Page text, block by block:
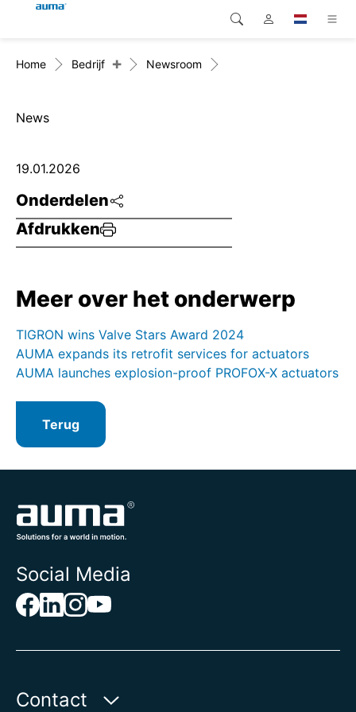
Producten
Oplossingen
Service
Bedrijf
Global
Europa
Azië en Stille Oceaan
Noord-Amerika
Zoekopdracht
Home Bedrijf + Newsroom
News
Onderdelen
Afdrukken
19.01.2026
Meer over het onderwerp
TIGRON wins Valve Stars Award 2024
AUMA expands its retrofit services for actuators
AUMA launches explosion-proof PROFOX-X actuators
Terug
Social Media
Contact